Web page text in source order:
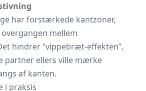
har forstærkede kantzoner,
mellem
hindrer “vippebræt-effekten”,
partner ellers ville mærke
af kanten.
i praksis